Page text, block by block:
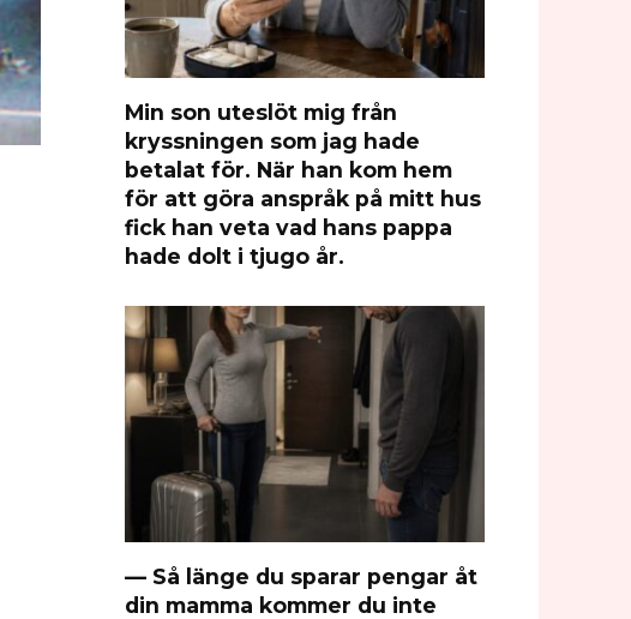
Min son uteslöt mig från
kryssningen som jag hade
betalat för. När han kom hem
för att göra anspråk på mitt hus
fick han veta vad hans pappa
hade dolt i tjugo år.
— Så länge du sparar pengar åt
din mamma kommer du inte